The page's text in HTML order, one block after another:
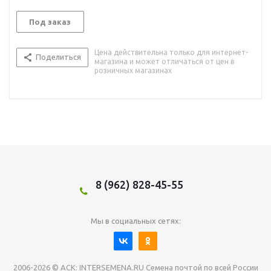
Под заказ
Поделиться
Цена действительна только для интернет-
магазина и может отличаться от цен в
розничных магазинах
8 (962) 828-45-55
Мы в социальных сетях:
2006-2026 © АСК: INTERSEMENA.RU Семена почтой по всей России